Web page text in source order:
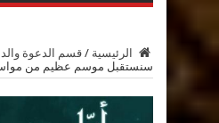
الرئيسية /قسم الدعوة
سنستقبل موسم عظيم من